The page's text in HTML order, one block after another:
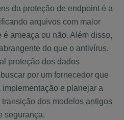
da proteção de endpoint é a
arquivos com maior
ameaça ou não. Além disso,
do que o antivírus.
proteção dos dados
por um fornecedor que
e planejar a
dos modelos antigos
segurança.